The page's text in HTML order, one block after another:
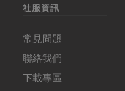
社服資訊
常見問題
聯絡我們
下載專區